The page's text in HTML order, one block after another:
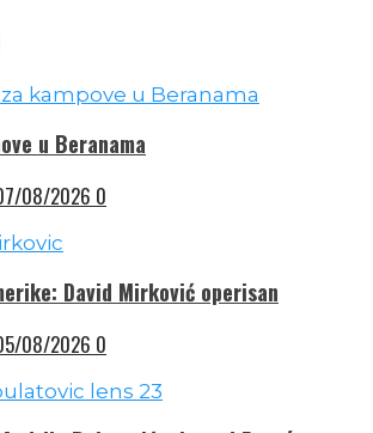
u Beranama
08/2026 0
David Mirković operisan
08/2026 0